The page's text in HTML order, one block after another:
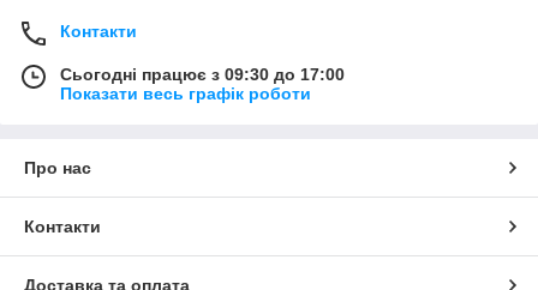
Контакти
Сьогодні працює з 09:30 до 17:00
Показати весь графік роботи
Про нас
Контакти
Доставка та оплата